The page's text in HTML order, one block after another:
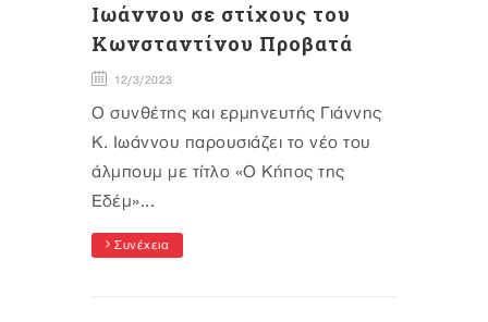
Ιωάννου σε στίχους του
Κωνσταντίνου Προβατά
12/3/2023
Ο συνθέτης και ερμηνευτής Γιάννης
Κ. Ιωάννου παρουσιάζει το νέο του
άλμπουμ με τίτλο «Ο Κήπος της
Εδέμ»...
Συνέχεια